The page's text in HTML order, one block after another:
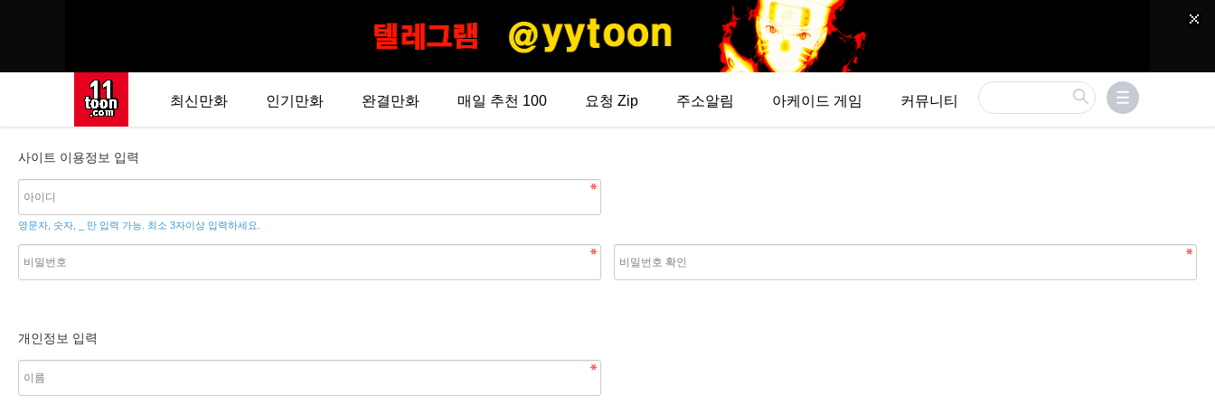
최신만화 인기만화 완결만화 매일 추천 100 요청 Zip 주소알림 아케이드 게임 커뮤니티
사이트 이용정보 입력
영문자, 숫자, _ 만 입력 가능. 최소 3자이상 입력하세요.
개인정보 입력